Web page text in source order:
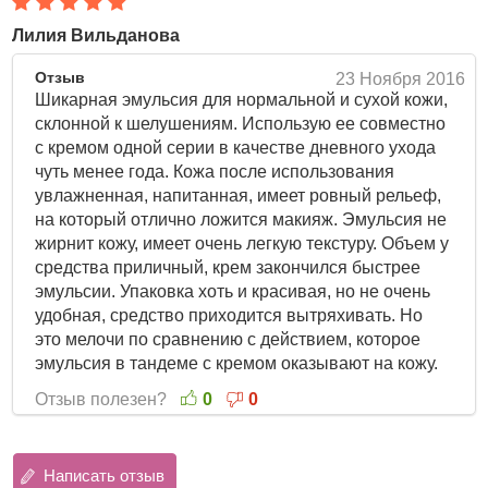
ровным. Эмульсия "стирает" с лица последствия
стрессов и дневной усталости, помогая лицу выглядеть
свежее и моложе.
В составе эмульсии высокое содержание натуральных
компонентов:
Ледниковая вода – вода из глубинных, чистейших
слоев океана возле Северного Полюса, интенсивно
увлажняет кожу, насыщает ее важнейшими
микроэлементами, тонизирует и дарит невероятное
ощущение свежести, нормализует и ускоряет процессы
восстановления клеток. Кожа, напитанная влагой
изнутри, разглаживается, морщины становятся менее
заметными.
– богато жирными кислотами,
витаминами А, В и Е, минералами, полифенолами,
биофлавоноидами. Оказывает питательное, защитное,
проколлагена и используется в качестве
Лилия Вильданова
23 Ноября 2016
Отзыв
Шикарная эмульсия для нормальной и сухой кожи,
склонной к шелушениям. Использую ее совместно
с кремом одной серии в качестве дневного ухода
чуть менее года. Кожа после использования
увлажненная, напитанная, имеет ровный рельеф,
на который отлично ложится макияж. Эмульсия не
жирнит кожу, имеет очень легкую текстуру. Объем у
средства приличный, крем закончился быстрее
эмульсии. Упаковка хоть и красивая, но не очень
удобная, средство приходится вытряхивать. Но
это мелочи по сравнению с действием, которое
эмульсия в тандеме с кремом оказывают на кожу.
Отзыв полезен?
0 0
Написать отзыв